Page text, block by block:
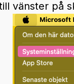
vänster på